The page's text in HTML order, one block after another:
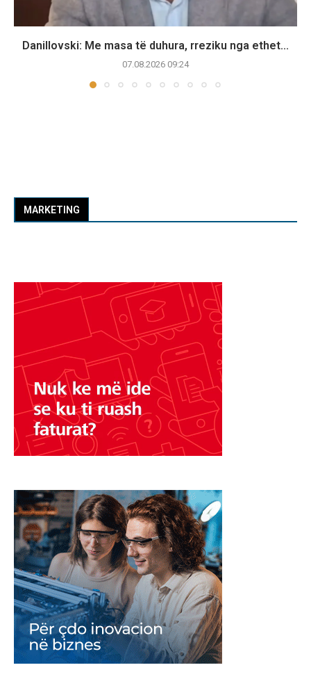
Danillovski: Me masa të duhura, rreziku nga ethet...
07.08.2026 09:24
MARKETING